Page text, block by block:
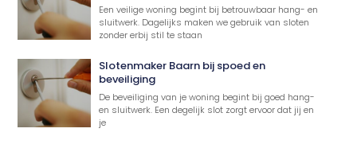
Een veilige woning begint bij betrouwbaar hang- en
sluitwerk. Dagelijks maken we gebruik van sloten
zonder erbij stil te staan
Slotenmaker Baarn bij spoed en
beveiliging
De beveiliging van je woning begint bij goed hang-
en sluitwerk. Een degelijk slot zorgt ervoor dat jij en
je